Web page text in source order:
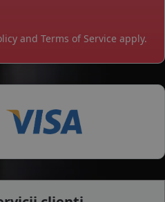
and Terms of Service apply.